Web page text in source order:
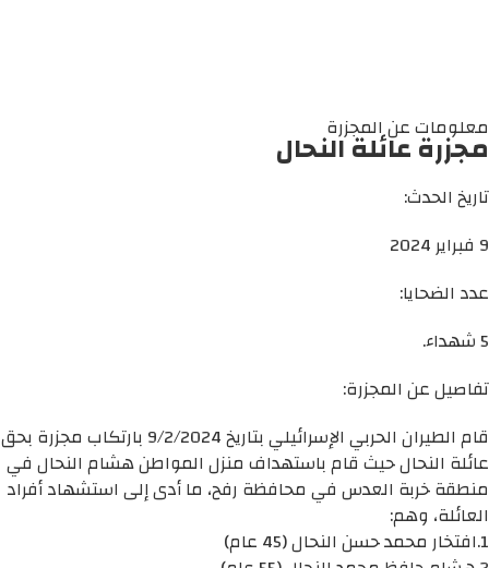
معلومات عن المجزرة
مجزرة عائلة النحال
تاريخ الحدث:
9 فبراير 2024
عدد الضحايا:
5 شهداء.
تفاصيل عن المجزرة:
قام الطيران الحربي الإسرائيلي بتاريخ 9/2/2024 بارتكاب مجزرة بحق
عائلة النحال حيث قام باستهداف منزل المواطن هشام النحال في
منطقة خربة العدس في محافظة رفح، ما أدى إلى استشهاد أفراد
العائلة، وهم:
1.افتخار محمد حسن النحال (45 عام)